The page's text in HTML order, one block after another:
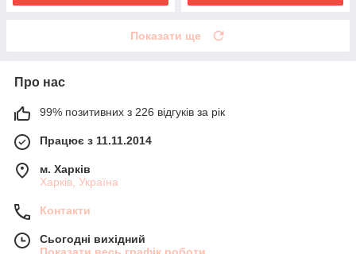
Показати ще
Про нас
99% позитивних з 226 відгуків за рік
Працює з 11.11.2014
м. Харків
Харків, Україна
Контакти
Сьогодні вихідний
Показати весь графік роботи